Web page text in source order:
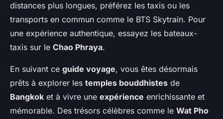
distances plus longues, préférez les taxis ou les
transports en commun comme le BTS Skytrain. Pour
une expérience authentique, essayez les bateaux-
taxis sur le Chao Phraya.
En suivant ce guide voyage, vous êtes désormais
prêts à explorer les temples bouddhistes de
Bangkok et à vivre une expérience enrichissante et
mémorable. Des trésors célèbres comme le Wat Pho